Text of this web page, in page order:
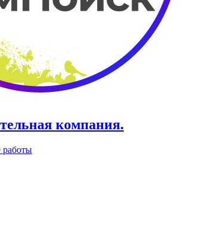
компания.
работы